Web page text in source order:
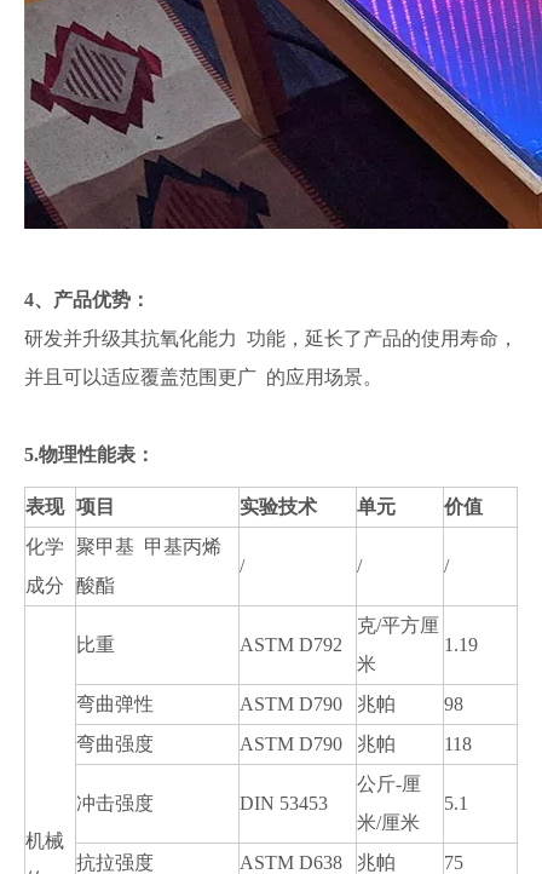
4、产品优势：
研发并升级其抗氧化能力 功能，延长了产品的使用寿命，
并且可以适应覆盖范围更广 的应用场景。
5.物理性能表：
表现 项目 实验技术 单元
价值
化学
成分
聚甲基 甲基丙烯
酸酯
/ / /
机械
比重 ASTM D792
克/平方厘
米
1.19
弯曲弹性 ASTM D790 兆帕
98
弯曲强度
ASTM D790 兆帕 118
冲击强度 DIN 53453
公斤-厘
米/厘米
5.1
抗拉强度 ASTM D638 兆帕 75